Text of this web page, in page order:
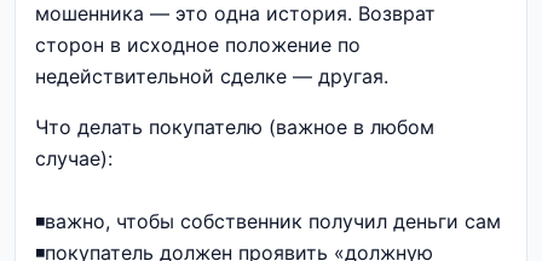
мошенника — это одна история. Возврат
сторон в исходное положение по
недействительной сделке — другая.
Что делать покупателю (важное в любом
случае):
◾️важно, чтобы собственник получил деньги сам
◾️покупатель должен проявить «должную